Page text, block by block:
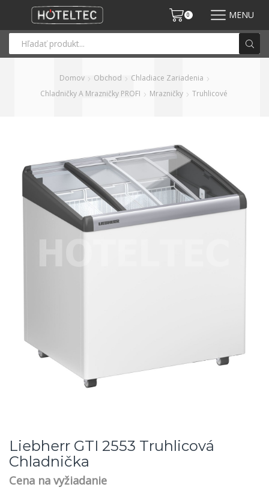
0 MENU
Domov Obchod
Chladiace Zariadenia
Chladničky A Mrazničky PROFI
Mrazničky Truhlicové
Liebherr GTI 2553 Truhlicová
Chladnička
Cena na vyžiadanie